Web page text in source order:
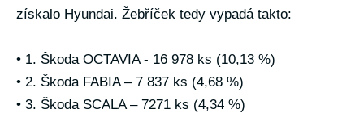
získalo Hyundai. Žebříček tedy vypadá takto:
• 1. Škoda OCTAVIA - 16 978 ks (10,13 %)
• 2. Škoda FABIA – 7 837 ks (4,68 %)
• 3. Škoda SCALA – 7271 ks (4,34 %)